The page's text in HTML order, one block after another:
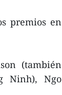
premios en
(también
Ninh), Ngo